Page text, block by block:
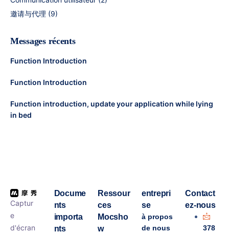
邀请与代理 (9)
Messages récents
Function Introduction
Function Introduction
Function introduction, update your application while lying
in bed
Captur
e
d'écran
Docume
nts
importa
nts
Ressour
ces
Mocsho
w
entrepri
se
à propos
de nous
Contact
ez-nous
378